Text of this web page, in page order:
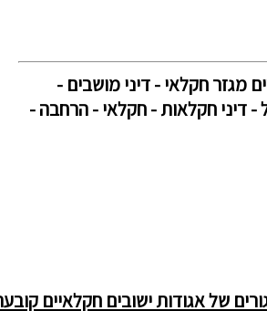
מגזר חקלאי - דיני מושבים -
ישראל - דיני חקלאות - חקלאי - הרחבה -